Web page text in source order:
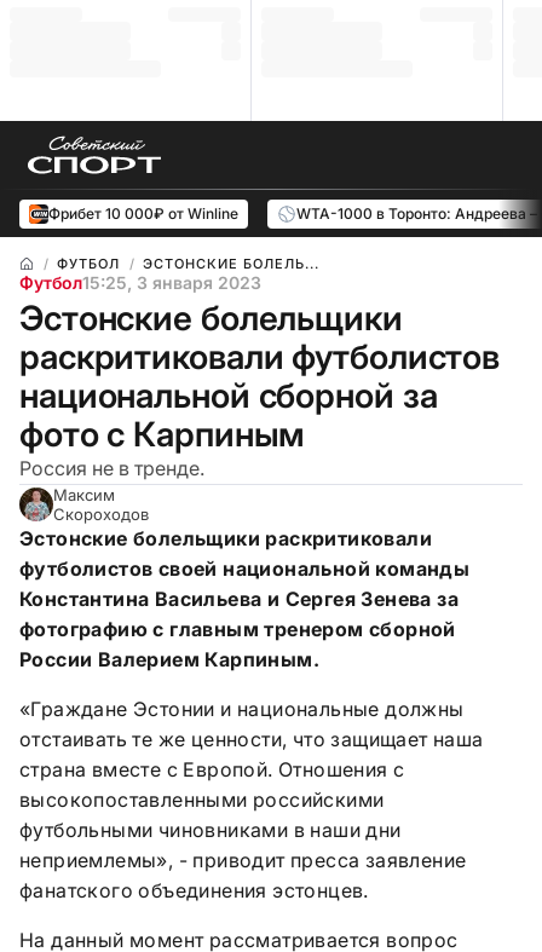
Фрибет 10 000₽ от Winline WTA-1000 в Торонто: Андреева
ФУТБОЛ ЭСТОНСКИЕ БОЛЕЛЬ...
Футбол15:25, 3 января 2023
Эстонские болельщики
раскритиковали футболистов
национальной сборной за
фото с Карпиным
Россия не в тренде.
Максим
Скороходов
Эстонские болельщики раскритиковали
футболистов своей национальной команды
Константина Васильева и Сергея Зенева за
фотографию с главным тренером сборной
России Валерием Карпиным.
«Граждане Эстонии и национальные должны
отстаивать те же ценности, что защищает наша
страна вместе с Европой. Отношения с
высокопоставленными российскими
футбольными чиновниками в наши дни
неприемлемы», - приводит пресса заявление
фанатского объединения эстонцев.
На данный момент рассматривается вопрос